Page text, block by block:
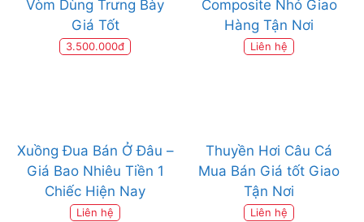
Vòm Dùng Trưng Bày
Giá Tốt
3.500.000đ
Composite Nhỏ Giao
Hàng Tận Nơi
Liên hệ
Xuồng Đua Bán Ở Đâu –
Giá Bao Nhiêu Tiền 1
Chiếc Hiện Nay
Liên hệ
Thuyền Hơi Câu Cá
Mua Bán Giá tốt Giao
Tận Nơi
Liên hệ